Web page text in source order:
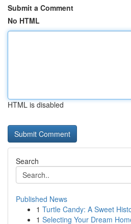
Submit a Comment
No HTML
HTML is disabled
Search
Published News
1 Turtle Candy: A Sweet
1 Selecting Your Dream